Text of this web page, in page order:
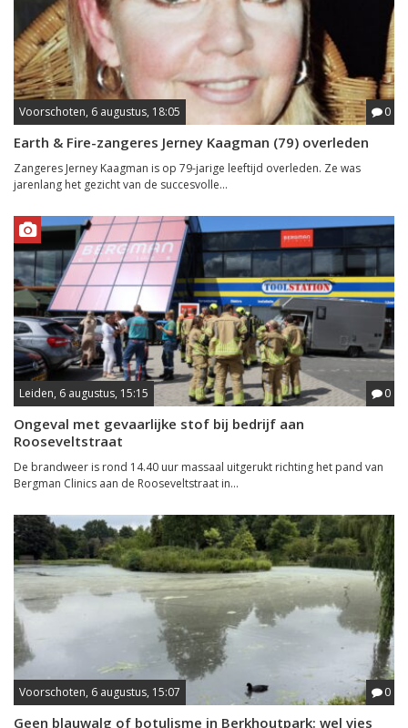
Voorschoten, 6 augustus, 18:05 0
Earth & Fire-zangeres Jerney Kaagman (79) overleden
Zangeres Jerney Kaagman is op 79-jarige leeftijd overleden. Ze was
jarenlang het gezicht van de succesvolle...
Leiden, 6 augustus, 15:15 0
Ongeval met gevaarlijke stof bij bedrijf aan
Rooseveltstraat
De brandweer is rond 14.40 uur massaal uitgerukt richting het pand van
Bergman Clinics aan de Rooseveltstraat in...
Voorschoten, 6 augustus, 15:07 0
Geen blauwalg of botulisme in Berkhoutpark: wel vies